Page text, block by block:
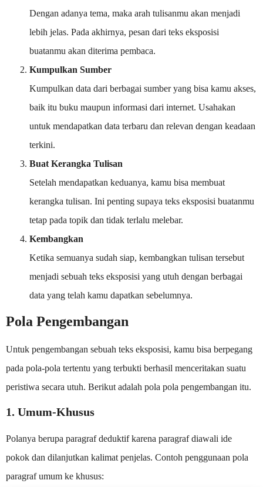
Dengan adanya tema, maka arah tulisanmu akan menjadi
lebih jelas. Pada akhirnya, pesan dari teks eksposisi
buatanmu akan diterima pembaca.
Kumpulkan Sumber
Kumpulkan data dari berbagai sumber yang bisa kamu akses,
baik itu buku maupun informasi dari internet. Usahakan
untuk mendapatkan data terbaru dan relevan dengan keadaan
terkini.
Buat Kerangka Tulisan
Setelah mendapatkan keduanya, kamu bisa membuat
kerangka tulisan. Ini penting supaya teks eksposisi buatanmu
tetap pada topik dan tidak terlalu melebar.
Kembangkan
Ketika semuanya sudah siap, kembangkan tulisan tersebut
menjadi sebuah teks eksposisi yang utuh dengan berbagai
data yang telah kamu dapatkan sebelumnya.
Pola Pengembangan
Untuk pengembangan sebuah teks eksposisi, kamu bisa berpegang
pada pola-pola tertentu yang terbukti berhasil menceritakan suatu
peristiwa secara utuh. Berikut adalah pola pola pengembangan itu.
1. Umum-Khusus
Polanya berupa paragraf deduktif karena paragraf diawali ide
pokok dan dilanjutkan kalimat penjelas. Contoh penggunaan pola
paragraf umum ke khusus: